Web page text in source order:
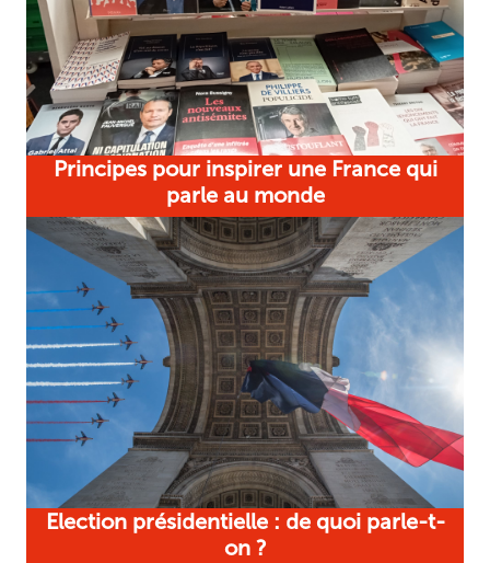
Principes pour inspirer une France qui
parle au monde
Election présidentielle : de quoi parle-t-
on ?